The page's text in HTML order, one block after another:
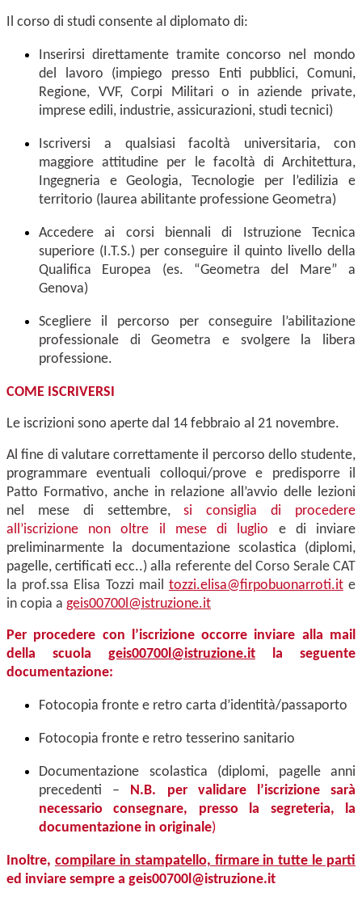
Il corso di studi consente al diplomato di:
Inserirsi direttamente tramite concorso nel mondo
del lavoro (impiego presso Enti pubblici, Comuni,
Regione, VVF, Corpi Militari o in aziende private,
imprese edili, industrie, assicurazioni, studi tecnici)
Iscriversi a qualsiasi facoltà universitaria, con
maggiore attitudine per le facoltà di Architettura,
Ingegneria e Geologia, Tecnologie per l’edilizia e
territorio (laurea abilitante professione Geometra)
Accedere ai corsi biennali di Istruzione Tecnica
superiore (I.T.S.) per conseguire il quinto livello della
Qualifica Europea (es. “Geometra del Mare” a
Genova)
Scegliere il percorso per conseguire l’abilitazione
professionale di Geometra e svolgere la libera
professione.
COME ISCRIVERSI
Le iscrizioni sono aperte dal 14 febbraio al 21 novembre.
Al fine di valutare correttamente il percorso dello studente,
programmare eventuali colloqui/prove e predisporre il
Patto Formativo, anche in relazione all’avvio delle lezioni
nel mese di settembre,si consiglia di procedere
all’iscrizione non oltre il mese di luglio e di inviare
preliminarmente la documentazione scolastica (diplomi,
pagelle, certificati ecc..) alla referente del Corso Serale CAT
la prof.ssa Elisa Tozzi mail tozzi.elisa@firpobuonarroti.ite
in copia a geis00700l@istruzione.it
Per procedere con l’iscrizione occorre inviare alla mail
della scuola geis00700l@istruzione.it
la seguente
documentazione:
Fotocopia fronte e retro carta d’identità/passaporto
Fotocopia fronte e retro tesserino sanitario
Documentazione scolastica (diplomi, pagelle anni
precedenti – N.B. per validare l’iscrizione sarà
necessario consegnare, presso la segreteria, la
documentazione in originale)
Inoltre, compilare in stampatello, firmare in tutte le parti
ed inviare sempre a geis00700l@istruzione.it